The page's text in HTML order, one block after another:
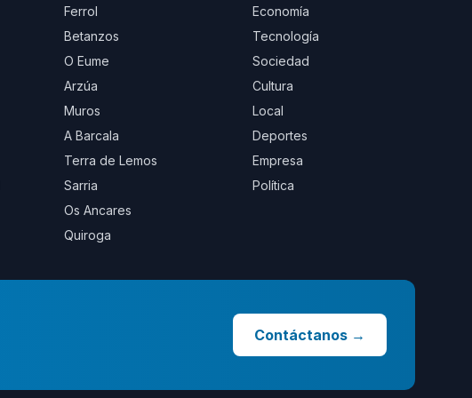
Ferrol
Betanzos
O Eume
Arzúa
Muros
A Barcala
Terra de Lemos
Sarria
Os Ancares
Quiroga
Economía
Tecnología
Sociedad
Cultura
Local
Deportes
Empresa
Política
Contáctanos →